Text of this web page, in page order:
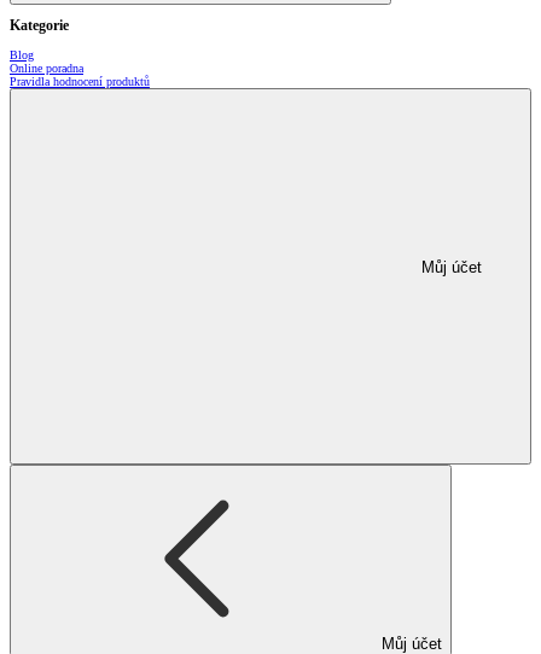
Kategorie
Blog
Online poradna
Pravidla hodnocení produktů
Můj účet
Můj účet